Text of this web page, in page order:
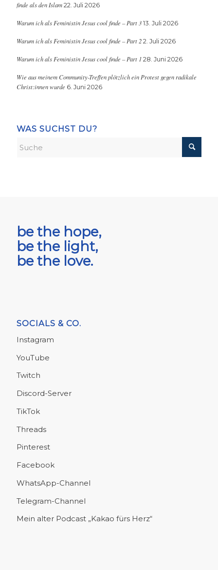
finde als den Islam 22. Juli 2026
Warum ich als Feministin Jesus cool finde – Part 3 13. Juli 2026
Warum ich als Feministin Jesus cool finde – Part 2 2. Juli 2026
Warum ich als Feministin Jesus cool finde – Part 1 28. Juni 2026
Wie aus meinem Community-Treffen plötzlich ein Protest gegen radikale
Christ:innen wurde 6. Juni 2026
WAS SUCHST DU?
be the hope,
be the light,
be the love.
SOCIALS & CO.
Instagram
YouTube
Twitch
Discord-Server
TikTok
Threads
Pinterest
Facebook
WhatsApp-Channel
Telegram-Channel
Mein alter Podcast „Kakao fürs Herz“